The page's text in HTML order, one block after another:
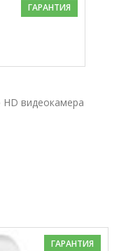
ГАРАНТИЯ
видеокамера
ГАРАНТИЯ